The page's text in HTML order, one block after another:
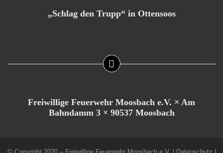
„Schlag den Trupp“ in Ottensoos
Freiwillige Feuerwehr Moosbach e.V. × Am
Bahndamm 3 × 90537 Moosbach